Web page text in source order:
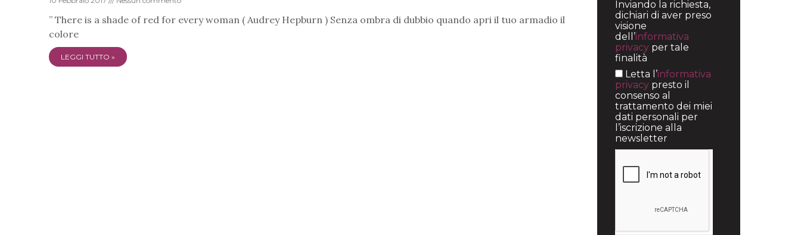
” There is a shade of red for every woman ( Audrey Hepburn ) Senza ombra di dubbio quando apri il tuo armadio il
colore
LEGGI TUTTO »
Inviando la richiesta,
dichiari di aver preso
visione
dell’informativa
privacy per tale
finalità
Letta l’informativa
privacy presto il
consenso al
trattamento dei miei
dati personali per
l’iscrizione alla
newsletter